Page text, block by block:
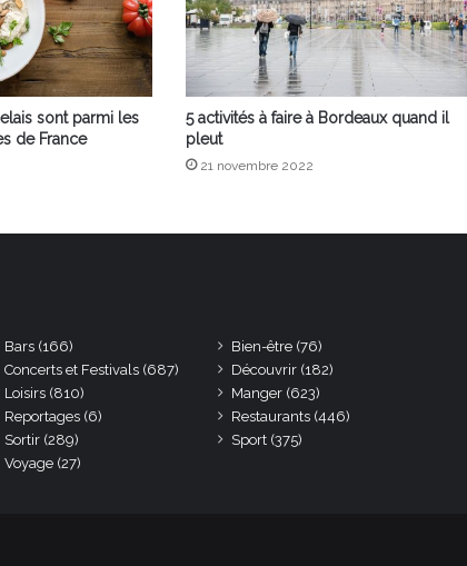
sont parmi les
de France
5 activités à faire à Bordeaux quand il
pleut
21 novembre 2022
Bars(166) Bien-être (76)
Concerts et Festivals(687) Découvrir (182)
Loisirs(810) Manger (623)
Reportages(6) Restaurants (446)
Sortir(289) Sport (375)
Voyage(27)